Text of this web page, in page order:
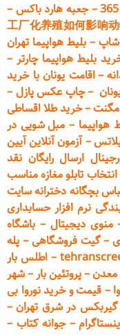
–جعبه هارد باکس –
工厂化养殖如何影响
شاپ– بلیط هواپیما تهران
بلیط هواپیما چارتر –
–اقامت یونان با خرید
–چاپ عکس پازل –
مگنت–خرید طلا اقساطی
هواپیما –مبل شویی در
–آزمون آنلاین آیین
ارسال رایگان نقد
انتخاب تابلو مغازه مناسب
بچگانه دخترانه سایت
نرم افزار حسابداری
منوی دیجیتال – باشگاه
–گیت فروشگاهی – پله
–اطلس بار
معدن–پروتئین بار–شهر
– قیمت و خرید نوروا بی
گیربکس در شرق تهران–
–جوانه کتاب –